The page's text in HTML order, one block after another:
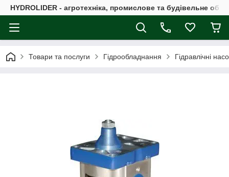
HYDROLIDER - агротехніка, промислове та будівельне
Товари та послуги Гідрообладнання Гідравлічні